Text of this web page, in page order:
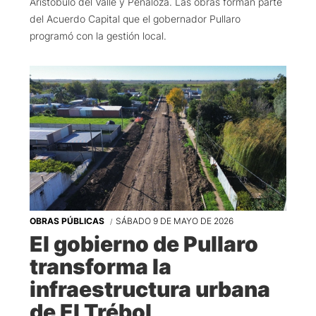
del Acuerdo Capital que el gobernador Pullaro
programó con la gestión local.
OBRAS PÚBLICAS SÁBADO 9 DE MAYO DE 2026
El gobierno de Pullaro
transforma la
infraestructura urbana